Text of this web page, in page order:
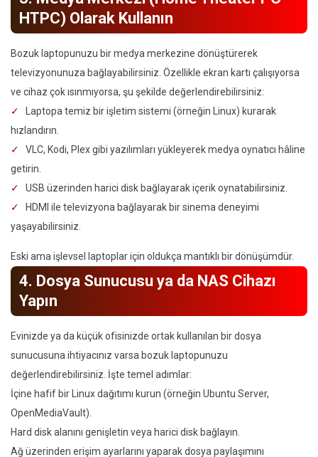
HTPC) Olarak Kullanın
Bozuk laptopunuzu bir medya merkezine dönüştürerek
televizyonunuza bağlayabilirsiniz. Özellikle ekran kartı çalışıyorsa
ve cihaz çok ısınmıyorsa, şu şekilde değerlendirebilirsiniz:
Laptopa temiz bir işletim sistemi (örneğin Linux) kurarak
hızlandırın.
VLC, Kodi, Plex gibi yazılımları yükleyerek medya oynatıcı hâline
getirin.
USB üzerinden harici disk bağlayarak içerik oynatabilirsiniz.
HDMI ile televizyona bağlayarak bir sinema deneyimi
yaşayabilirsiniz.
Eski ama işlevsel laptoplar için oldukça mantıklı bir dönüşümdür.
4. Dosya Sunucusu ya da NAS Cihazı
Yapın
Evinizde ya da küçük ofisinizde ortak kullanılan bir dosya
sunucusuna ihtiyacınız varsa bozuk laptopunuzu
değerlendirebilirsiniz. İşte temel adımlar:
İçine hafif bir Linux dağıtımı kurun (örneğin Ubuntu Server,
OpenMediaVault).
Hard disk alanını genişletin veya harici disk bağlayın.
Ağ üzerinden erişim ayarlarını yaparak dosya paylaşımını